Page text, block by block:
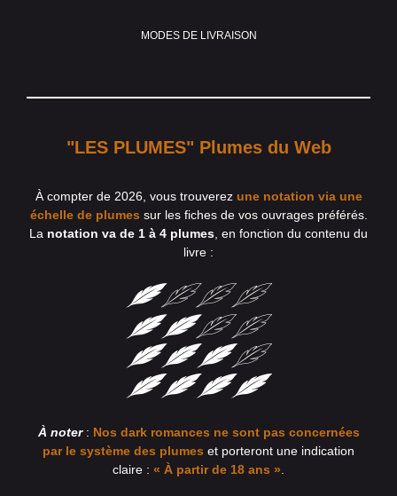
MODES DE LIVRAISON
"LES PLUMES" Plumes du Web
À compter de 2026, vous trouverez une notation via une
échelle de plumes sur les fiches de vos ouvrages préférés.
La notation va de 1 à 4 plumes , en fonction du contenu du
livre :
À noter: Nos dark romances ne sont pas concernées
par le système des plumes et porteront une indication
claire : « À partir de 18 ans »